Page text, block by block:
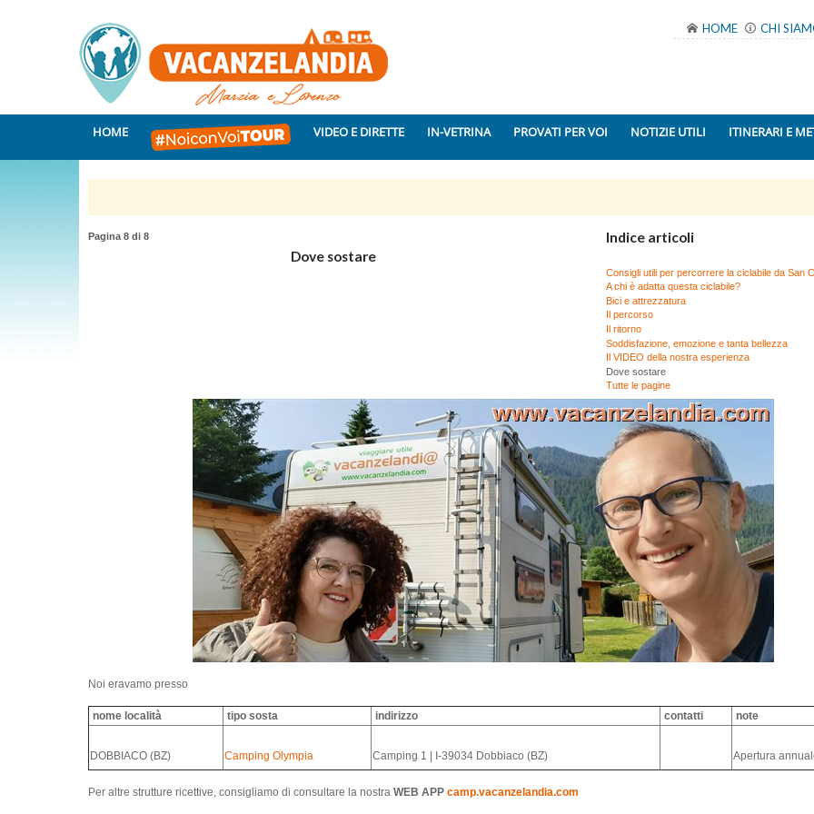
HOME CHI
HOME VIDEO E DIRETTE IN-VETRINA PROVATI PER VOI NOTIZIE UTILI ITINERARI E
Indice articoli
Consigli utili per percorrere la ciclabile da San
A chi è adatta questa ciclabile?
Bici e attrezzatura
Il percorso
Il ritorno
Soddisfazione, emozione e tanta bellezza
Il VIDEO della nostra esperienza
Dove sostare
Tutte le pagine
Pagina 8 di 8
Dove sostare
Noi eravamo presso
nome località tipo sosta indirizzo contatti note
DOBBIACO (BZ) Camping Olympia Camping 1 | I-39034 Dobbiaco (BZ) Apertura
Per altre strutture ricettive, consigliamo di consultare la nostra WEB APP camp.vacanzelandia.com